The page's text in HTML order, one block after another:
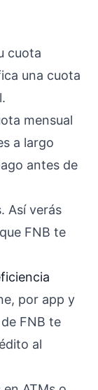
cuota
una cuota
mensual
a largo
antes de
Así verás
FNB te
por app y
FNB te
al